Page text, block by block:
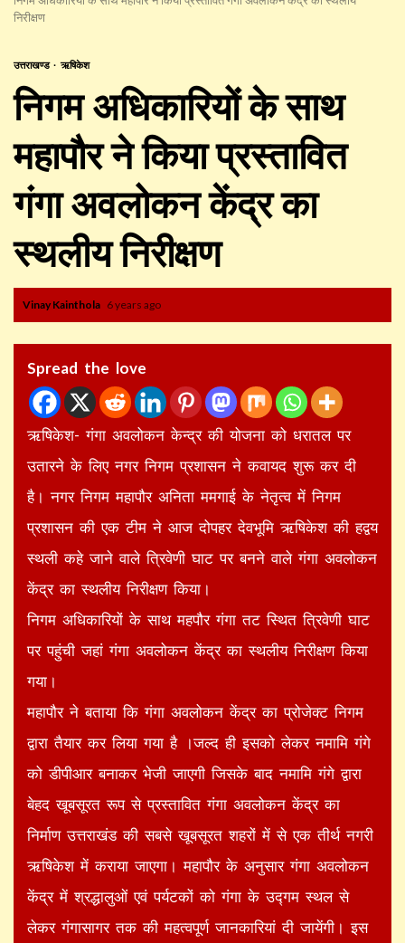
निरीक्षण
उत्तराखण्ड ऋषिकेश
निगम अधिकारियों के साथ
महापौर ने किया प्रस्तावित
गंगा अवलोकन केंद्र का
स्थलीय निरीक्षण
Vinay Kainthola 6 years ago
Spread the love
ऋषिकेश- गंगा अवलोकन केन्द्र की योजना को धरातल पर
उतारने के लिए नगर निगम प्रशासन ने कवायद शुरू कर दी
है। नगर निगम महापौर अनिता ममगाई के नेतृत्व में निगम
प्रशासन की एक टीम ने आज दोपहर देवभूमि ऋषिकेश की हद्वय
स्थली कहे जाने वाले त्रिवेणी घाट पर बनने वाले गंगा अवलोकन
केंद्र का स्थलीय निरीक्षण किया।
निगम अधिकारियों के साथ महपौर गंगा तट स्थित त्रिवेणी घाट
पर पहुंची जहां गंगा अवलोकन केंद्र का स्थलीय निरीक्षण किया
गया।
महापौर ने बताया कि गंगा अवलोकन केंद्र का प्रोजेक्ट निगम
द्वारा तैयार कर लिया गया है ।जल्द ही इसको लेकर नमामि गंगे
को डीपीआर बनाकर भेजी जाएगी जिसके बाद नमामि गंगे द्वारा
बेहद खूबसूरत रूप से प्रस्तावित गंगा अवलोकन केंद्र का
निर्माण उत्तराखंड की सबसे खूबसूरत शहरों में से एक तीर्थ नगरी
ऋषिकेश में कराया जाएगा। महापौर के अनुसार गंगा अवलोकन
केंद्र में श्रद्धालुओं एवं पर्यटकों को गंगा के उद्गम स्थल से
लेकर गंगासागर तक की महत्वपूर्ण जानकारियां दी जायेंगी। इस